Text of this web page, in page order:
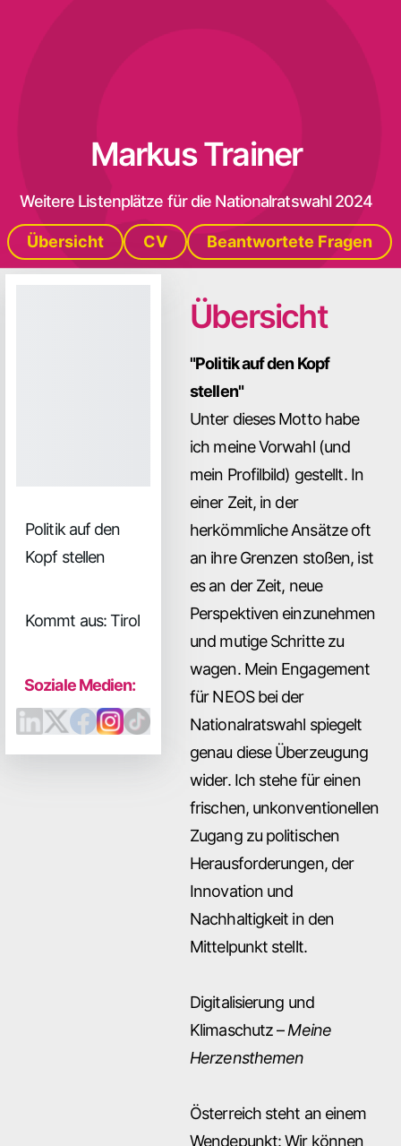
Markus Trainer
Weitere Listenplätze für die Nationalratswahl 2024
Übersicht CV Beantwortete Fragen
Politik auf den
Kopf stellen
Kommt aus: Tirol
Soziale Medien:
Übersicht
"Politik auf den Kopf
stellen"
Unter dieses Motto habe
ich meine Vorwahl (und
mein Profilbild) gestellt. In
einer Zeit, in der
herkömmliche Ansätze oft
an ihre Grenzen stoßen, ist
es an der Zeit, neue
Perspektiven einzunehmen
und mutige Schritte zu
wagen. Mein Engagement
für NEOS bei der
Nationalratswahl spiegelt
genau diese Überzeugung
wider. Ich stehe für einen
frischen, unkonventionellen
Zugang zu politischen
Herausforderungen, der
Innovation und
Nachhaltigkeit in den
Mittelpunkt stellt.
Digitalisierung und
Klimaschutz –Meine
Herzensthemen
Österreich steht an einem
Wendepunkt: Wir können